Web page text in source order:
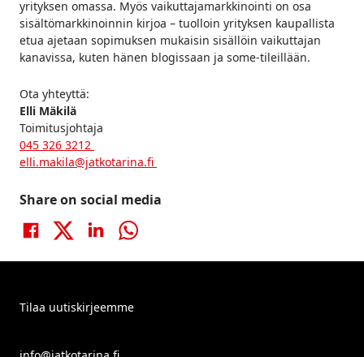
yrityksen omassa. Myös vaikuttajamarkkinointi on osa
sisältömarkkinoinnin kirjoa – tuolloin yrityksen kaupallista
etua ajetaan sopimuksen mukaisin sisällöin vaikuttajan
kanavissa, kuten hänen blogissaan ja some-tileillään.
Ota yhteyttä:
Elli Mäkilä
Toimitusjohtaja
045 326 3212
elli.makila@jatkotarina.fi
Share on social media
Share on Facebook
Share on LinkedIn
Tilaa uutiskirjeemme